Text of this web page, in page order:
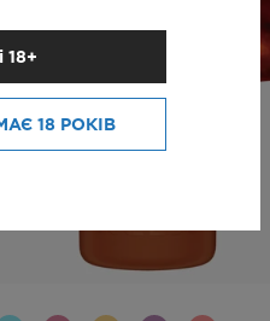
18+
18 РОКІВ